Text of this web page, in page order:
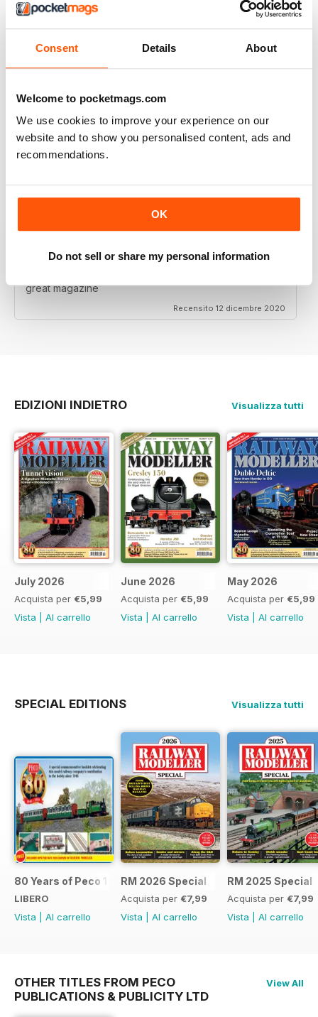
Consent Details About
Welcome to pocketmags.com
We use cookies to improve your experience on our
website and to show you personalised content, ads and
recommendations.
OK
Do not sell or share my personal information
I really enjoy reading the magazine, especially as we
are all in lock down now.
Recensito 11 febbraio 2021
RAILWAY MODELLER
Good range of articles on model railway layouts,
information on new products and articles on how to
great magazine
Recensito 12 dicembre 2020
EDIZIONI INDIETRO Visualizza tutti
July 2026
Acquista per €5,99
Vista
Al carrello
June 2026
Acquista per €5,99
Vista
Al carrello
May 2026
Acquista per €5,99
Vista
Al carrello
SPECIAL EDITIONS Visualizza tutti
80 Years of Peco 1946 - 2026
LIBERO
Vista
Al carrello
RM 2026 Special
Acquista per €7,99
Vista
Al carrello
RM 2025 Special
Acquista per €7,99
Vista
Al carrello
OTHER TITLES FROM PECO
PUBLICATIONS & PUBLICITY LTD
View All